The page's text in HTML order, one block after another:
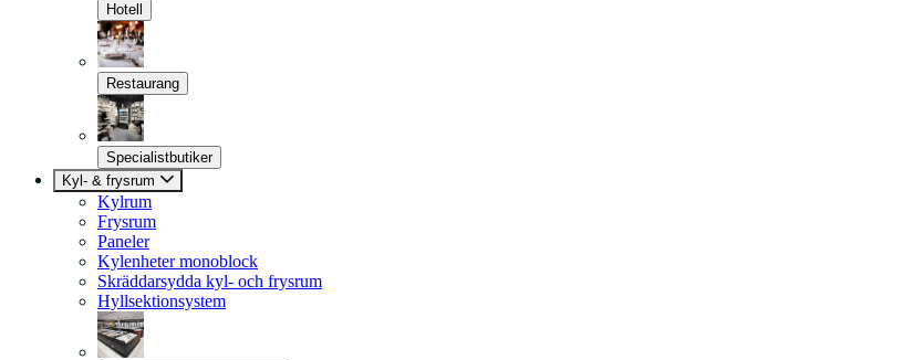
Hotell
Restaurang
Specialistbutiker
Kyl- & frysrum
Kylrum
Frysrum
Paneler
Kylenheter monoblock
Skräddarsydda kyl- och frysrum
Hyllsektionsystem